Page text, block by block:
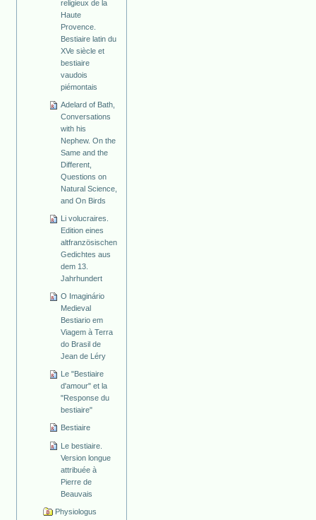
religieux de la
Haute
Provence.
Bestiaire latin du
XVe siècle et
bestiaire
vaudois
piémontais
Adelard of Bath,
Conversations
with his
Nephew. On the
Same and the
Different,
Questions on
Natural Science,
and On Birds
Li volucraires.
Edition eines
altfranzösischen
Gedichtes aus
dem 13.
Jahrhundert
O Imaginário
Medieval
Bestiario em
Viagem à Terra
do Brasil de
Jean de Léry
Le "Bestiaire
d'amour" et la
"Response du
bestiaire"
Bestiaire
Le bestiaire.
Version longue
attribuée à
Pierre de
Beauvais
Physiologus